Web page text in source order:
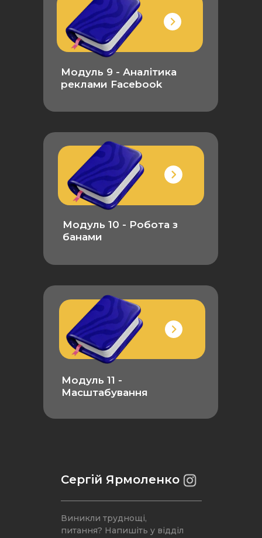
Модуль 9 - Аналітика
реклами Facebook
Модуль 10 - Робота з
банами
Модуль 11 -
Масштабування
Виникли труднощі,
питання? Напишіть у відділ
Сергій Ярмоленко